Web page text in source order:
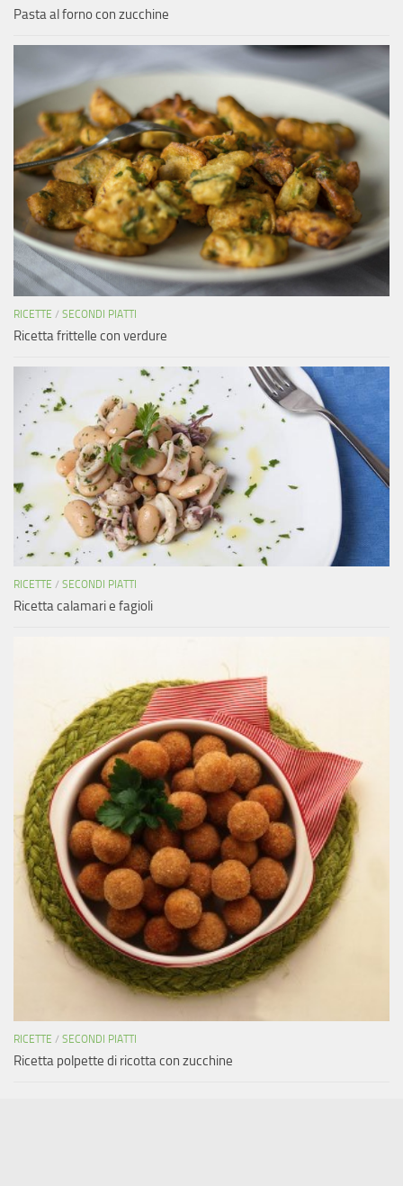
Pasta al forno con zucchine
RICETTE / SECONDI PIATTI
Ricetta frittelle con verdure
RICETTE / SECONDI PIATTI
Ricetta calamari e fagioli
RICETTE / SECONDI PIATTI
Ricetta polpette di ricotta con zucchine